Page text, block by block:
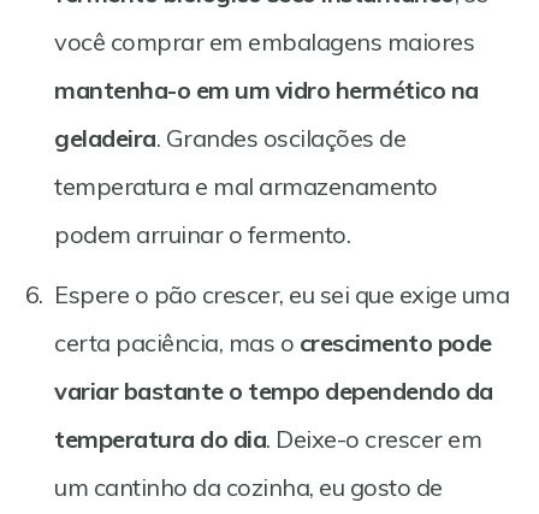
você comprar em embalagens maiores
mantenha-o em um vidro hermético na
geladeira. Grandes oscilações de
temperatura e mal armazenamento
podem arruinar o fermento.
Espere o pão crescer, eu sei que exige uma
certa paciência, mas o crescimento pode
variar bastante o tempo dependendo da
temperatura do dia. Deixe-o crescer em
um cantinho da cozinha, eu gosto de